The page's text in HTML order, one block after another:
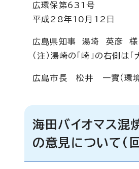
広環保第631号
平成28年10月12日
広島県知事 湯埼 英彦 様
（注）湯崎の「崎」の右側は「
広島市長 松井 一實（環
海田バイオマス混
の意見について(